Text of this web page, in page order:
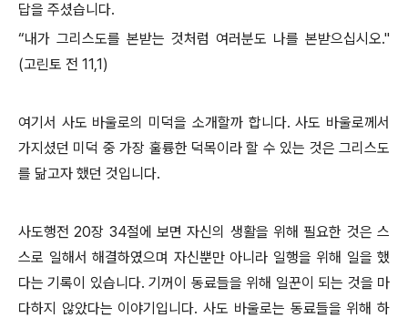
답을 주셨습니다.
“내가 그리스도를 본받는 것처럼 여러분도 나를 본받으십시오."
(고린토 전 11,1)
여기서 사도 바울로의 미덕을 소개할까 합니다. 사도 바울로께서
가지셨던 미덕 중 가장 훌륭한 덕목이라 할 수 있는 것은 그리스도
를 닮고자 했던 것입니다.
사도행전 20장 34절에 보면 자신의 생활을 위해 필요한 것은 스
스로 일해서 해결하였으며 자신뿐만 아니라 일행을 위해 일을 했
다는 기록이 있습니다. 기꺼이 동료들을 위해 일꾼이 되는 것을 마
다하지 않았다는 이야기입니다. 사도 바울로는 동료들을 위해 하